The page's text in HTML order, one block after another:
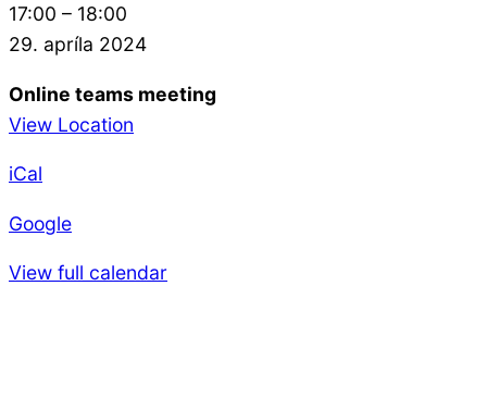
Metodická
rada
17:00 – 18:00
29. apríla 2024
Online teams meeting
View Location
iCal
Google
View full calendar